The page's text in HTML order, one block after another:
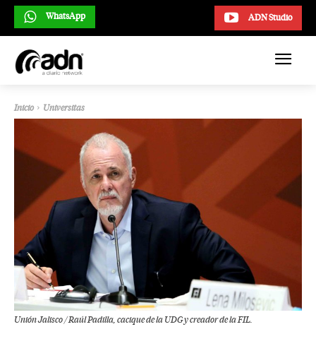
ADN Studio
WhatsApp
Inicio Universitas
Unión Jalisco / Raúl Padilla, cacique de la UDG y creador de la FIL.